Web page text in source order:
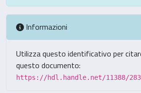
Informazioni
Utilizza questo identificativo per
questo documento:
https://hdl.handle.net/11388/